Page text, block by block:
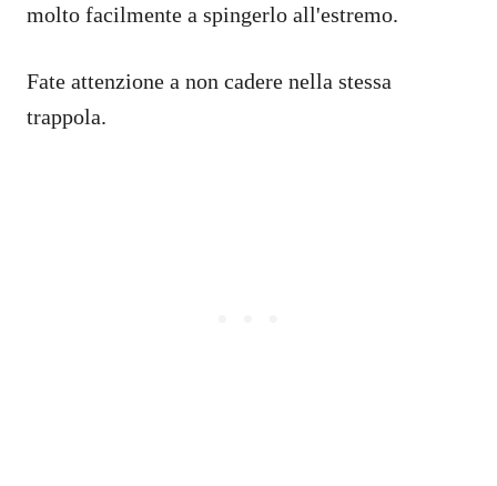
molto facilmente a spingerlo all'estremo.
Fate attenzione a non cadere nella stessa
trappola.